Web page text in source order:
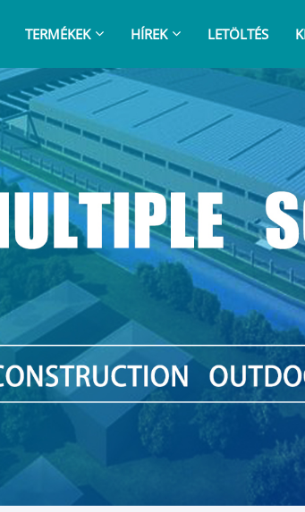
TERMÉKEK HÍREK LETÖLTÉS